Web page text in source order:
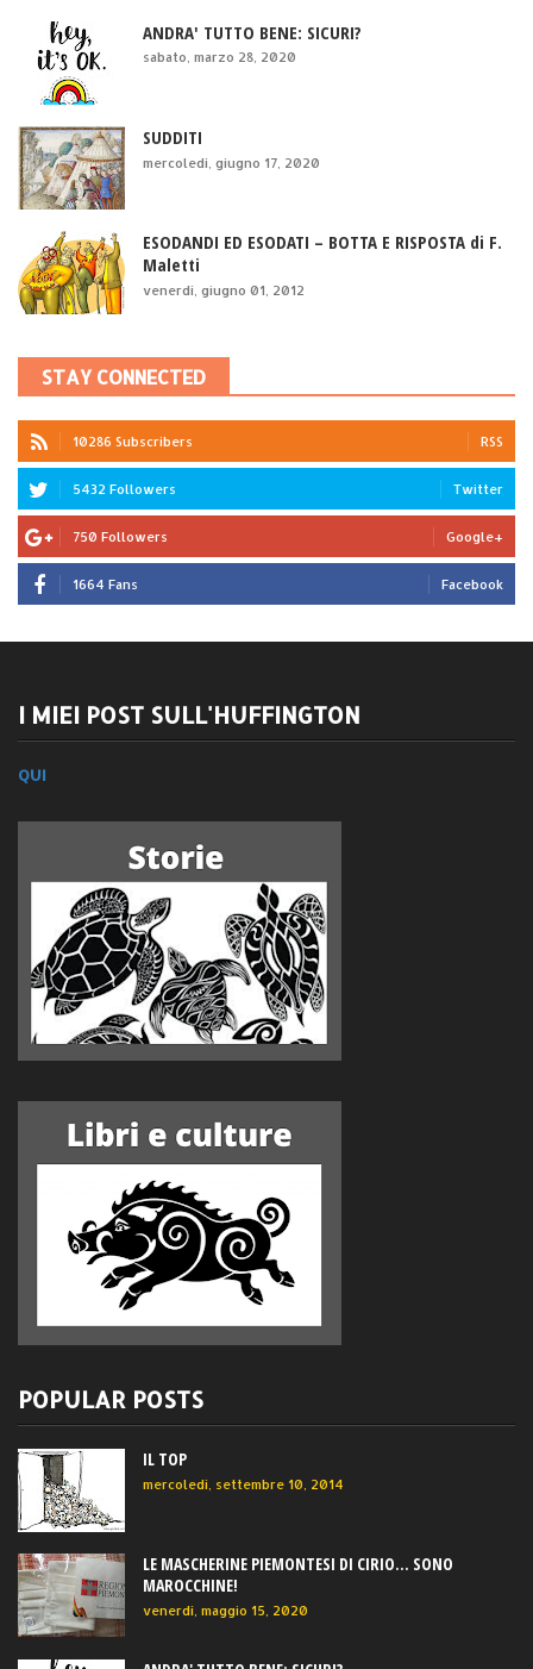
ANDRA' TUTTO BENE: SICURI?
sabato, marzo 28, 2020
SUDDITI
mercoledì, giugno 17, 2020
ESODANDI ED ESODATI – BOTTA E RISPOSTA di F.
Maletti
venerdì, giugno 01, 2012
STAY CONNECTED
10286 Subscribers RSS
5432 Followers Twitter
750 Followers Google+
1664 Fans Facebook
I MIEI POST SULL'HUFFINGTON
QUI
POPULAR POSTS
IL TOP
mercoledì, settembre 10, 2014
LE MASCHERINE PIEMONTESI DI CIRIO... SONO
MAROCCHINE!
venerdì, maggio 15, 2020